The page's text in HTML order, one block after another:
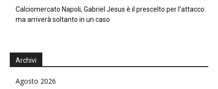
Calciomercato Napoli, Gabriel Jesus è il prescelto per l’attacco:
ma arriverà soltanto in un caso
Archivi
Agosto 2026